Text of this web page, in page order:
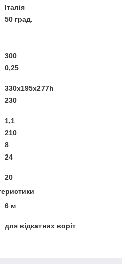
Італія
50 град.
300
0,25
330х195х277һ
230
1,1
210
8
24
20
6 м
для відкатних воріт